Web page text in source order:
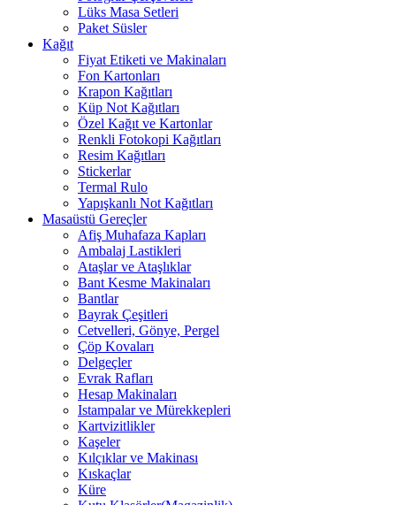
Lüks Masa Setleri
Paket Süsler
Kağıt
Fiyat Etiketi ve Makinaları
Fon Kartonları
Krapon Kağıtları
Küp Not Kağıtları
Özel Kağıt ve Kartonlar
Renkli Fotokopi Kağıtları
Resim Kağıtları
Stickerlar
Termal Rulo
Yapışkanlı Not Kağıtları
Masaüstü Gereçler
Afiş Muhafaza Kapları
Ambalaj Lastikleri
Ataşlar ve Ataşlıklar
Bant Kesme Makinaları
Bantlar
Bayrak Çeşitleri
Cetvelleri, Gönye, Pergel
Çöp Kovaları
Delgeçler
Evrak Rafları
Hesap Makinaları
Istampalar ve Mürekkepleri
Kartvizitlikler
Kaşeler
Kılçıklar ve Makinası
Kıskaçlar
Küre